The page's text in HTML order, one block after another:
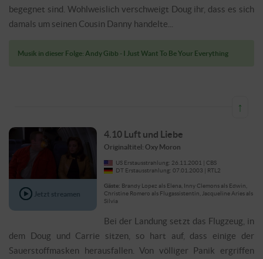
begegnet sind. Wohlweislich verschweigt Doug ihr, dass es sich
damals um seinen Cousin Danny handelte...
Musik in dieser Folge: Andy Gibb - I Just Want To Be Your Everything
↑
Jetzt streamen
4.10 Luft und Liebe
Originaltitel: Oxy Moron
US Erstausstrahlung: 26.11.2001 | CBS
DT Erstausstrahlung: 07.01.2003 | RTL2
Gäste: Brandy Lopez als Elena, Inny Clemons als Edwin,
Christine Romero als Flugassistentin, Jacqueline Aries als
Silvia
Bei der Landung setzt das Flugzeug, in
dem Doug und Carrie sitzen, so hart auf, dass einige der
Sauerstoffmasken herausfallen. Von völliger Panik ergriffen